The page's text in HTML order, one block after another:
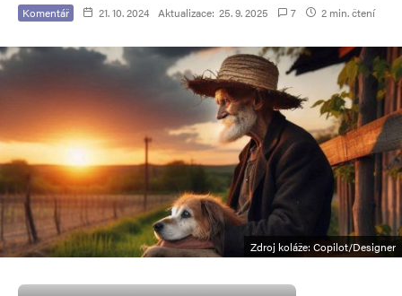
Komentář 21. 10. 2024 Aktualizace: 25. 9. 2025 7 2 min. čtení
Zdroj koláže: Copilot/Designer